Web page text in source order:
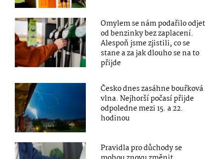
Omylem se nám podařilo odjet
od benzinky bez zaplacení.
Alespoň jsme zjistili, co se
stane a za jak dlouho se na to
přijde
Česko dnes zasáhne bouřková
vlna. Nejhorší počasí přijde
odpoledne mezi 15. a 22.
hodinou
Pravidla pro důchody se